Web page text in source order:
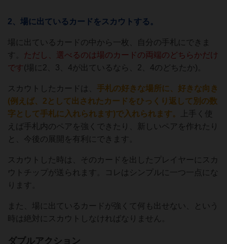
2、場に出ているカードをスカウトする。
場に出ているカードの中から一枚、自分の手札にできま
す。 ただし、選べるのは場のカードの両端のどちらかだけ
です (場に2、3、4が出ているなら、2、4のどちたか)。
スカウトしたカードは、 手札の好きな場所に、好きな向き
(例えば、2として出されたカードをひっくり返して別の数
字として手札に入れられます)で入れられます。
上手く使
えば手札内のペアを強くできたり、新しいペアを作れたり
と、今後の展開を有利にできます。
スカウトした時は、そのカードを出したプレイヤーにスカ
ウトチップが送られます。コレはシンプルに一つ一点にな
ります。
また、場に出ているカードが強くて何も出せない、という
時は絶対にスカウトしなければなりません。
ダブルアクション